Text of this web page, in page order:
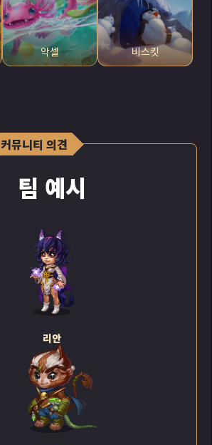
악셀 비스킷
커뮤니티 의견
팀 예시
리안